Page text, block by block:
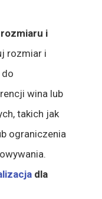
i
rozmiar i
wina lub
takich jak
ograniczenia
dla